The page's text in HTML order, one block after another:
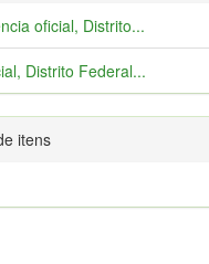
oficial, Distrito...
Distrito Federal...
itens